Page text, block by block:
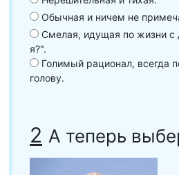
Обычная и ничем не
Смелая, идущая по жизни с
я?".
Голимый рационал, всегда
голову.
2 А теперь